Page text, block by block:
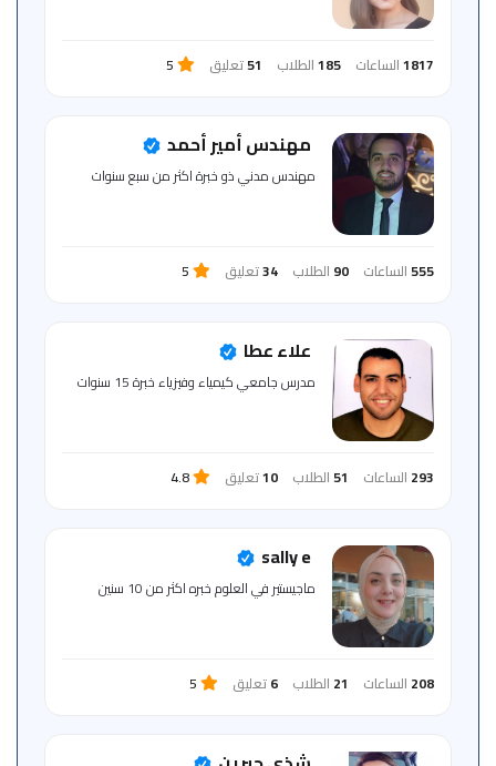
1817الساعات 185الطلاب 51تعليق 5
مهندس أمير أحمد
مهندس مدني ذو خبرة اكثر من سبع سنوات
555الساعات 90 الطلاب 34تعليق 5
علاء عطا
مدرس جامعي كيمياء وفيزياء خبرة 15 سنوات
293 الساعات 51الطلاب 10تعليق 4.8
sally e
ماجيستير في العلوم خبره اكثر من 10 سنين
208 الساعات 21 الطلاب 6تعليق 5